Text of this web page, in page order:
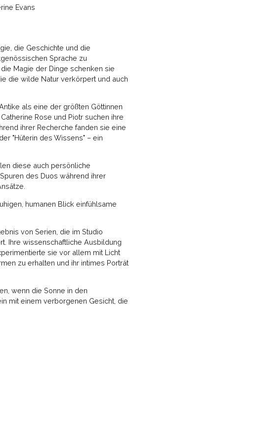
Evans
die Geschichte und die
Sprache zu
Magie der Dinge schenken sie
die wilde Natur verkörpert und auch
als eine der größten Göttinnen
Rose und Piotr suchen ihre
ihrer Recherche fanden sie eine
"Hüterin des Wissens" – ein
diese auch persönliche
des Duos während ihrer
humanen Blick einfühlsame
von Serien, die im Studio
Ihre wissenschaftliche Ausbildung
sie vor allem mit Licht
zu erhalten und ihr intimes Porträt
wenn die Sonne in den
mit einem verborgenen Gesicht, die